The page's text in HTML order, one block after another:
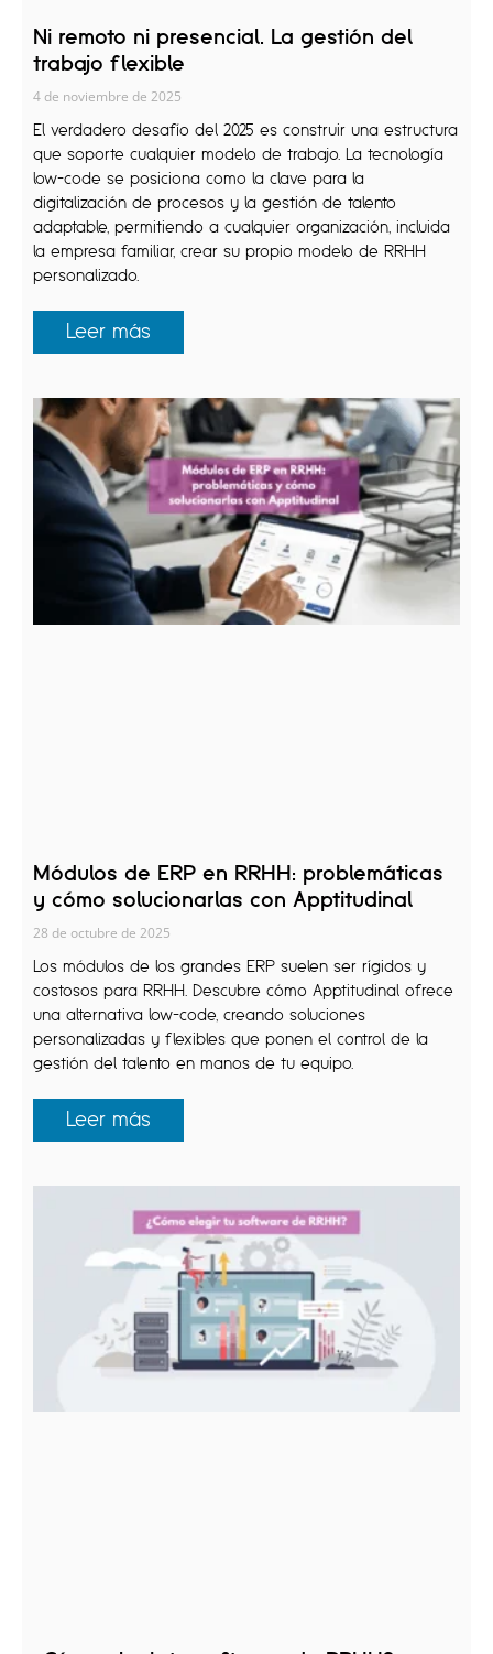
Ni remoto ni presencial. La gestión del
trabajo flexible
4 de noviembre de 2025
El verdadero desafío del 2025 es construir una estructura
que soporte cualquier modelo de trabajo. La tecnología
low-code se posiciona como la clave para la
digitalización de procesos y la gestión de talento
adaptable, permitiendo a cualquier organización, incluida
la empresa familiar, crear su propio modelo de RRHH
personalizado.
Leer más
Módulos de ERP en RRHH: problemáticas
y cómo solucionarlas con Apptitudinal
28 de octubre de 2025
Los módulos de los grandes ERP suelen ser rígidos y
costosos para RRHH. Descubre cómo Apptitudinal ofrece
una alternativa low-code, creando soluciones
personalizadas y flexibles que ponen el control de la
gestión del talento en manos de tu equipo.
Leer más